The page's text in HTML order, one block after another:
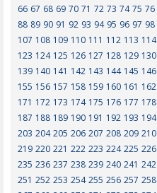
66 67 68 69 70 71 72 73 74 75 76
88 89 90 91 92 93 94 95 96 97 98
107 108 109 110 111 112 113 114
123 124 125 126 127 128 129 130
139 140 141 142 143 144 145 146
155 156 157 158 159 160 161 162
171 172 173 174 175 176 177 178
187 188 189 190 191 192 193 194
203 204 205 206 207 208 209 210
219 220 221 222 223 224 225 226
235 236 237 238 239 240 241 242
251 252 253 254 255 256 257 258